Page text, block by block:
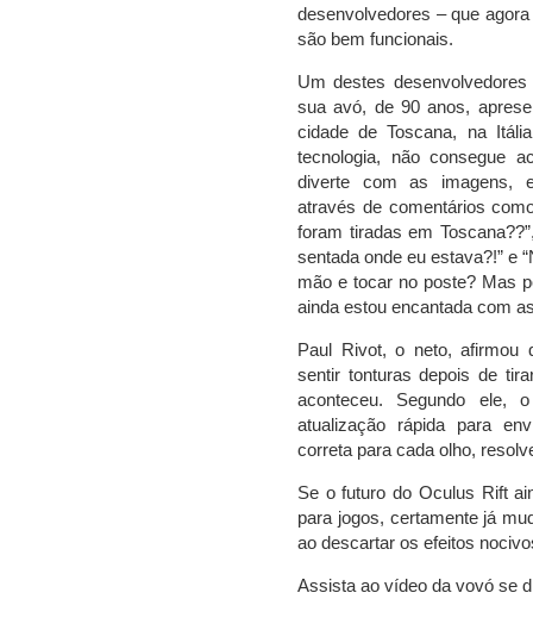
desenvolvedores – que
são bem funcionais.
Um destes
sua avó, de 90 anos,
cidade de Toscana, na
tecnologia, não consegue
diverte com as imagens,
através de comentários
foram tiradas em
sentada onde eu estava?!” e
mão e tocar no poste? Mas
ainda estou encantada com
Paul Rivot, o neto, afirmou
sentir tonturas depois de
aconteceu. Segundo ele,
atualização rápida para
correta para cada olho,
Se o futuro do Oculus Rift
para jogos, certamente já
ao descartar os efeitos
Assista ao vídeo da vovó se